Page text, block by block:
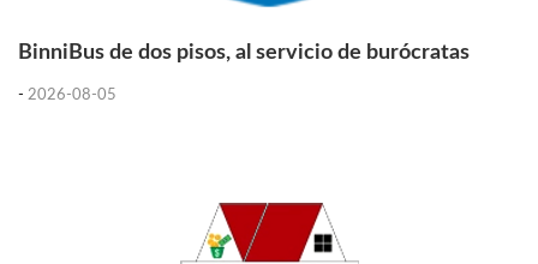
BinniBus de dos pisos, al servicio de burócratas
- 2026-08-05